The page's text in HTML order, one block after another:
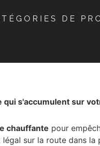
DE
qui s'accumulent sur
chauffante pour
légal sur la route dans